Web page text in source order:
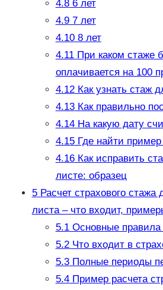
4.86 лет
4.97 лет
4.108 лет
4.11При каком стаже
оплачивается на 100
4.12Как узнать стаж
4.13Как правильно
4.14На какую дату
4.15Где найти пример
4.16Как исправить
листе: образец
5Расчет страхового стажа
листа – что входит,
5.1Основные правила
5.2Что входит в
5.3Полные периоды
5.4Пример расчета